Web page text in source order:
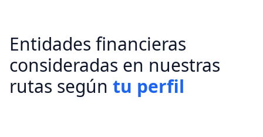
Entidades financieras
consideradas en nuestras
rutas según tu perfil